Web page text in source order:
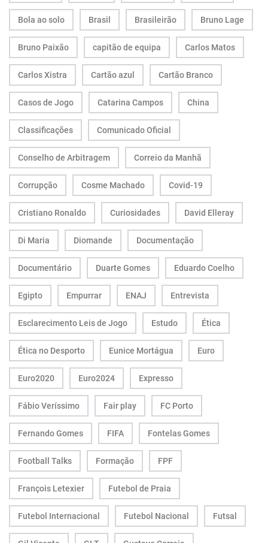
Bola ao solo Brasil Brasileirão Bruno Lage
Bruno Paixão capitão de equipa Carlos Matos
Carlos Xistra Cartão azul Cartão Branco
Casos de Jogo Catarina Campos China
Classificações Comunicado Oficial
Conselho de Arbitragem Correio da Manhã
Corrupção Cosme Machado Covid-19
Cristiano Ronaldo Curiosidades David Elleray
Di Maria Diomande Documentação
Documentário Duarte Gomes Eduardo Coelho
Egipto Empurrar ENAJ Entrevista
Esclarecimento Leis de Jogo Estudo Ética
Ética no Desporto Eunice Mortágua Euro
Euro2020 Euro2024 Expresso
Fábio Veríssimo Fair play FC Porto
Fernando Gomes FIFA Fontelas Gomes
Football Talks Formação FPF
François Letexier Futebol de Praia
Futebol Internacional Futebol Nacional Futsal